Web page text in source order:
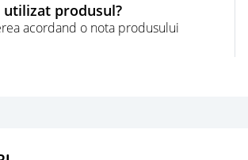
utilizat produsul?
acordand o nota produsului